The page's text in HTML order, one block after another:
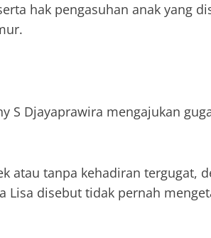
hak pengasuhan anak yang
S Djayaprawira mengajukan
atau tanpa kehadiran tergugat,
Lisa disebut tidak pernah